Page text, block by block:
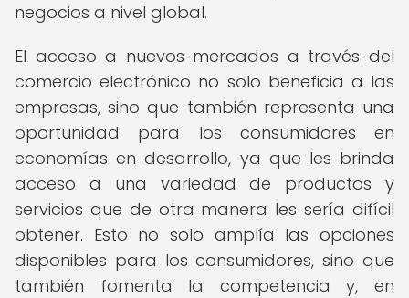
negocios a nivel global.
El acceso a nuevos mercados a través del
comercio electrónico no solo beneficia a las
empresas, sino que también representa una
oportunidad para los consumidores en
economías en desarrollo, ya que les brinda
acceso a una variedad de productos y
servicios que de otra manera les sería difícil
obtener. Esto no solo amplía las opciones
disponibles para los consumidores, sino que
también fomenta la competencia y, en